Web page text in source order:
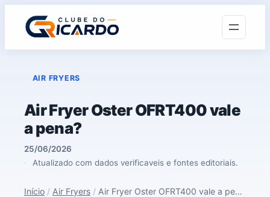
AIR FRYERS
Air Fryer Oster OFRT400 vale
a pena?
25/06/2026
Atualizado com dados verificaveis e fontes editoriais.
Início / Air Fryers / Air Fryer Oster OFRT400 vale a pena?